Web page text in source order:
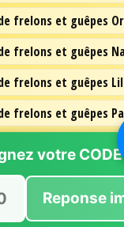
frelons et guêpes
frelons et guêpes
frelons et guêpes
frelons et guêpes
votre
Reponse